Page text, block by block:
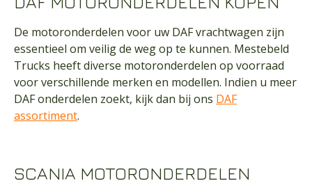
De motoronderdelen voor uw DAF vrachtwagen zijn
essentieel om veilig de weg op te kunnen. Mestebeld
Trucks heeft diverse motoronderdelen op voorraad
voor verschillende merken en modellen. Indien u meer
DAF onderdelen zoekt, kijk dan bij ons DAF
assortiment.
SCANIA MOTORONDERDELEN